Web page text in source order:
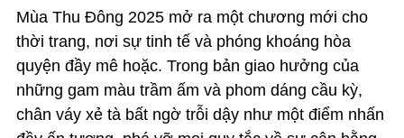
Mùa Thu Đông 2025 mở ra một chương mới cho
thời trang, nơi sự tinh tế và phóng khoáng hòa
quyện đầy mê hoặc. Trong bản giao hưởng của
những gam màu trầm ấm và phom dáng cầu kỳ,
chân váy xẻ tà bất ngờ trỗi dậy như một điểm nhấn